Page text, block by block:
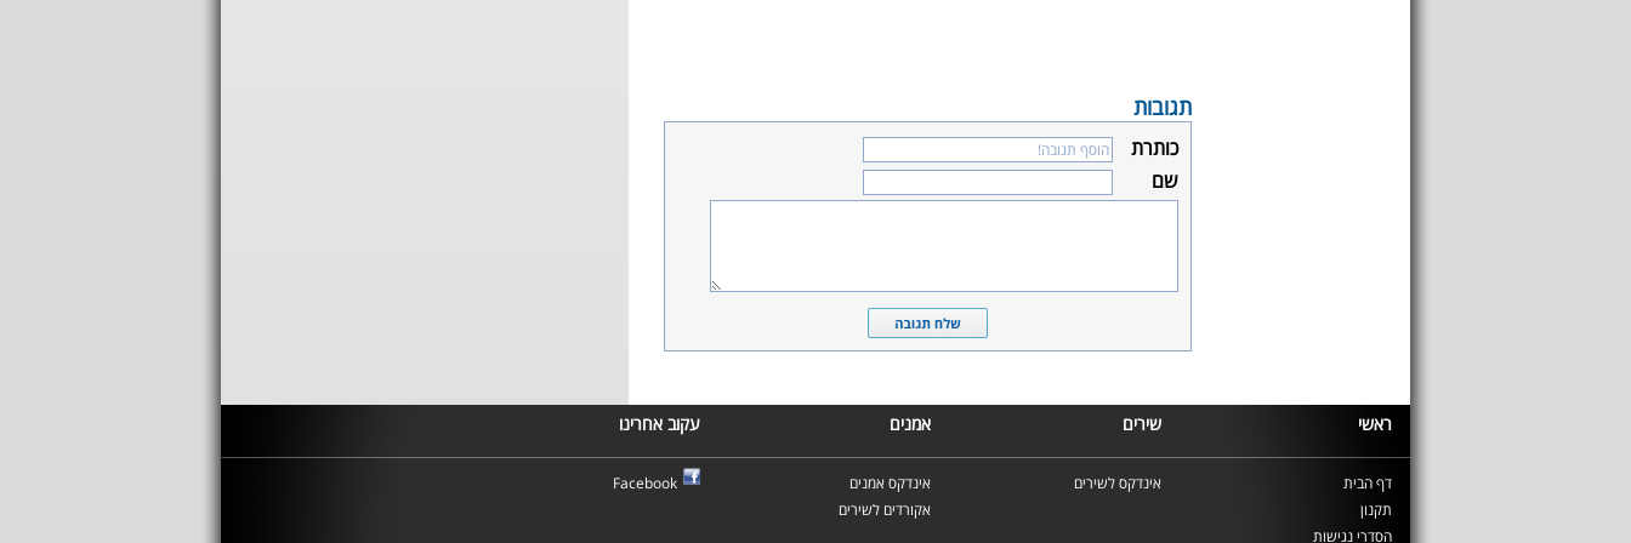
תגובות
כותרת
שם
ראשי שירים אמנים עקוב אחרינו
דף הבית
תקנון
הסדרי נגישות
אינדקס לשירים
אינדקס אמנים
אקורדים לשירים
Facebook